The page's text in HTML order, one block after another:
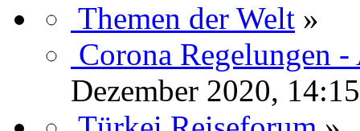
Themen der Welt »
Corona Regelungen
Dezember 2020,